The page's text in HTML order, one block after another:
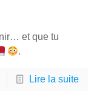
et que tu
.
Lire la suite